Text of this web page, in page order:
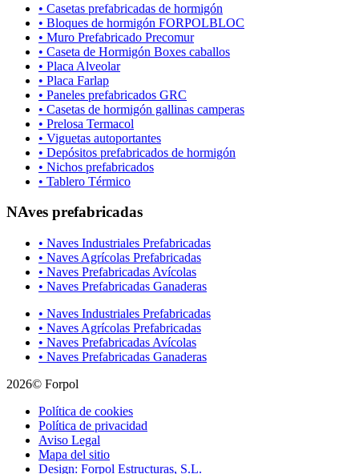
• Casetas prefabricadas de hormigón
• Bloques de hormigón FORPOLBLOC
• Muro Prefabricado Precomur
• Caseta de Hormigón Boxes caballos
• Placa Alveolar
• Placa Farlap
• Paneles prefabricados GRC
• Casetas de hormigón gallinas camperas
• Prelosa Termacol
• Viguetas autoportantes
• Depósitos prefabricados de hormigón
• Nichos prefabricados
• Tablero Térmico
NAves prefabricadas
• Naves Industriales Prefabricadas
• Naves Agrícolas Prefabricadas
• Naves Prefabricadas Avícolas
• Naves Prefabricadas Ganaderas
• Naves Industriales Prefabricadas
• Naves Agrícolas Prefabricadas
• Naves Prefabricadas Avícolas
• Naves Prefabricadas Ganaderas
2026© Forpol
Política de cookies
Política de privacidad
Aviso Legal
Mapa del sitio
Design: Forpol Estructuras, S.L.